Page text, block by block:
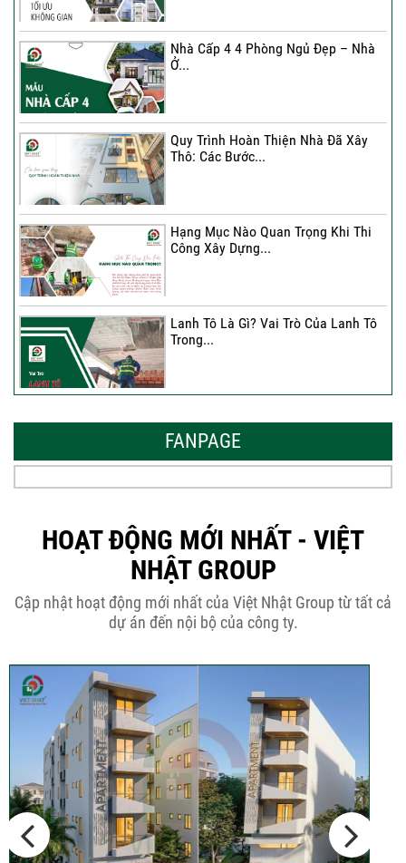
Nhà Cấp 4 4 Phòng Ngủ Đẹp – Nhà
Ở...
Quy Trình Hoàn Thiện Nhà Đã Xây
Thô: Các Bước...
Hạng Mục Nào Quan Trọng Khi Thi
Công Xây Dựng...
Lanh Tô Là Gì? Vai Trò Của Lanh Tô
Trong...
Thiết Kế Hòa...
Bê Tông...
THÔNG BÁO KẾ HOẠCH TĂNG ĐƠN
GIÁ XÂY DỰNG NHÀ...
Thép Râu Tường – Kinh Nghiệm Thi
Công Chuẩn Kỹ...
10 Vị Trí Nên Xây Gạch Đinh – Chủ
Đầu...
FANPAGE
HOẠT ĐỘNG MỚI NHẤT - VIỆT
NHẬT GROUP
Cập nhật hoạt động mới nhất của Việt Nhật Group từ tất cả
dự án đến nội bộ của công ty.